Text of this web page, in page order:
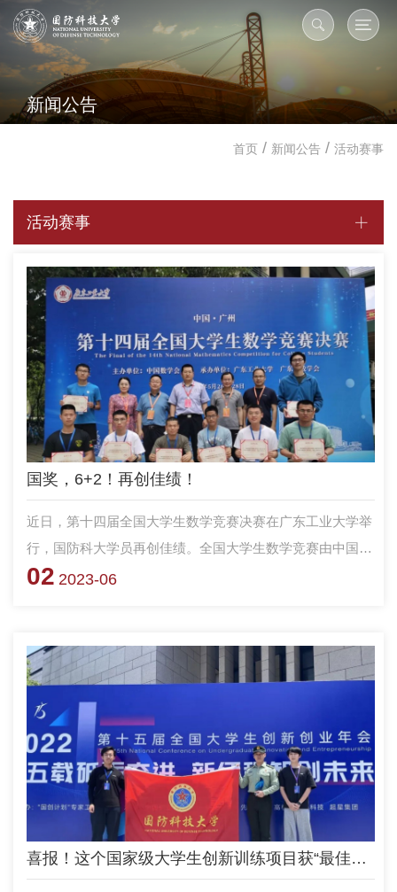
新闻公告
首页 / 新闻公告 / 活动赛事
活动赛事
国奖，6+2！再创佳绩！
近日，第十四届全国大学生数学竞赛决赛在广东工业大学举
行，国防科大学员再创佳绩。全国大学生数学竞赛由中国数
学会主办，是目前国内级别最高的大学生数学学科竞赛。比
赛区32个，高校 1024 所，最后入选决赛人数为922人，实
际参加决赛为905人，其中数学专业组461人、非数学专业组
444人。
02 2023-06
喜报！这个国家级大学生创新训练项目获“最佳创意项目奖”